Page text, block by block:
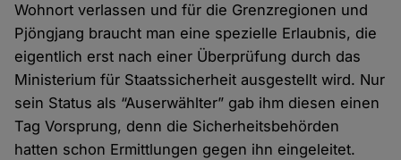
Wohnort verlassen und für die Grenzregionen und
Pjöngjang braucht man eine spezielle Erlaubnis, die
eigentlich erst nach einer Überprüfung durch das
Ministerium für Staatssicherheit ausgestellt wird. Nur
sein Status als “Auserwählter” gab ihm diesen einen
Tag Vorsprung, denn die Sicherheitsbehörden
hatten schon Ermittlungen gegen ihn eingeleitet.